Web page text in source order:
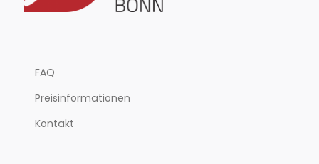
FAQ
Preisinformationen
Kontakt